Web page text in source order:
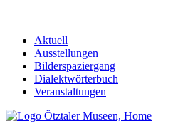
Aktuell
Ausstellungen
Bilderspaziergang
Dialektwörterbuch
Veranstaltungen